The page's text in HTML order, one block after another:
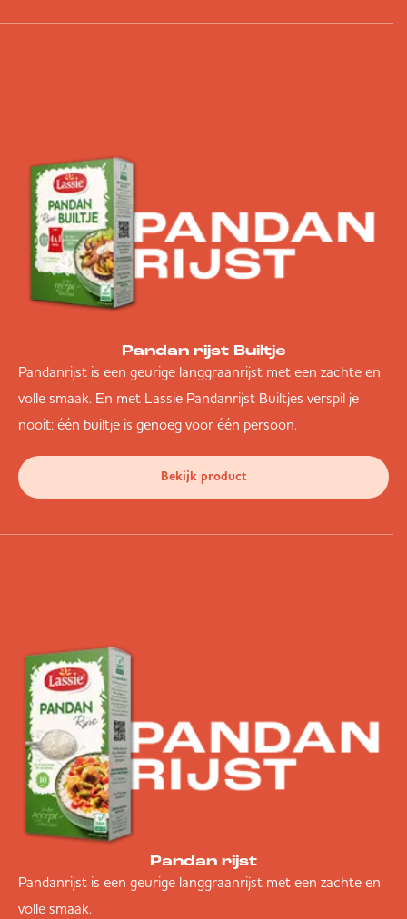
Pandan rijst Builtje
Pandanrijst is een geurige langgraanrijst met een zachte en
volle smaak. En met Lassie Pandanrijst Builtjes verspil je
nooit: één builtje is genoeg voor één persoon.
Bekijk product
Pandan rijst
Pandanrijst is een geurige langgraanrijst met een zachte en
volle smaak.